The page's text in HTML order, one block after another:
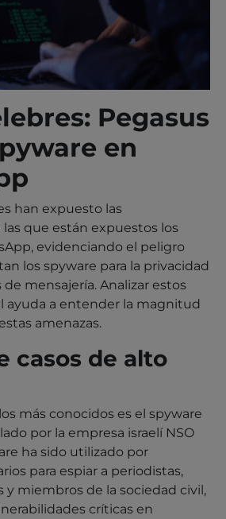
Pegasus
en
han expuesto las
que están expuestos los
evidenciando el peligro
los spyware para la privacidad
mensajería. Analizar estos
ayuda a entender la magnitud
amenazas.
casos de alto
más conocidos es el spyware
por la empresa israelí NSO
ha sido utilizado por
para espiar a periodistas,
y miembros de la sociedad civil,
críticas en